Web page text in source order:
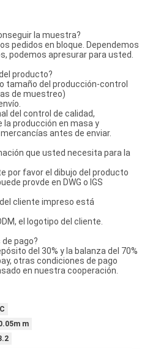
la muestra?
pedidos en bloque. Dependemos
podemos apresurar para usted.
producto?
tamaño del producción-control
de muestreo)
del control de calidad,
producción en masa y
antes de enviar.
que usted necesita para la
por favor el dibujo del producto
provde en DWG o IGS
del cliente impreso está
el logotipo del cliente.
pago?
del 30% y la balanza del 70%
otras condiciones de pago
en nuestra cooperación.
m